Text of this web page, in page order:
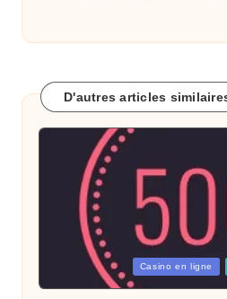
D'autres articles
Casino en ligne